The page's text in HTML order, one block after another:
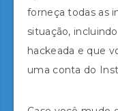
forneça todas as
situação,
hackeada e que
uma conta do